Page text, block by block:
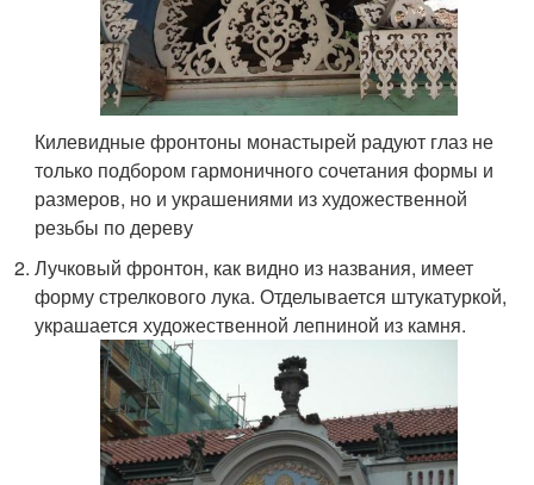
Килевидные фронтоны монастырей радуют глаз не
только подбором гармоничного сочетания формы и
размеров, но и украшениями из художественной
резьбы по дереву
Лучковый фронтон, как видно из названия, имеет
форму стрелкового лука. Отделывается штукатуркой,
украшается художественной лепниной из камня.